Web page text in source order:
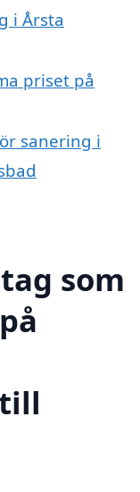
i Årsta
priset på
sanering i
som